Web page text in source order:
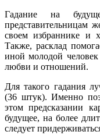
Гадание на
представительницам
своем избраннике и
Также, расклад
иной молодой
любви и отношений.
Для такого гадания
(36 штук). Именно
этом предсказании
будущее, на более
следует